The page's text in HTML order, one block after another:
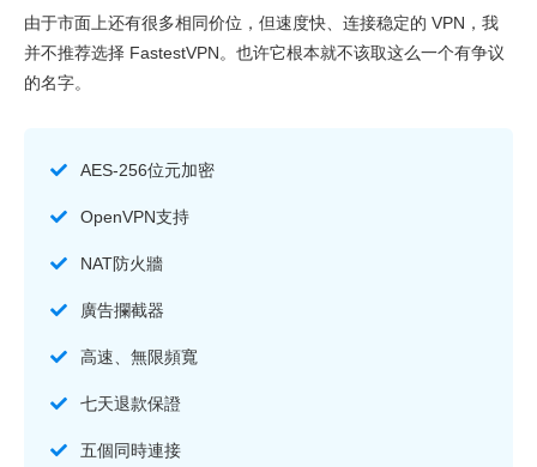
由于市面上还有很多相同价位，但速度快、连接稳定的 VPN，我
并不推荐选择 FastestVPN。也许它根本就不该取这么一个有争议
的名字。
AES-256位元加密
OpenVPN支持
NAT防火牆
廣告攔截器
高速、無限頻寬
七天退款保證
五個同時連接